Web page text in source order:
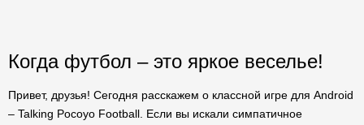
Когда футбол – это яркое веселье!
Привет, друзья! Сегодня расскажем о классной игре для Android
– Talking Pocoyo Football. Если вы искали симпатичное